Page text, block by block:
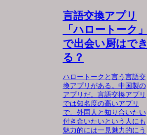
言語交換アプリ
「ハロートーク」
で出会い厨はでき
る？
ハロートークと言う言語交
換アプリがある。中国製の
アプリだ。言語交換アプリ
では知名度の高いアプリ
で、外国人と知り合いたい
付き合いたいという人にも
魅力的には一見魅力的にう